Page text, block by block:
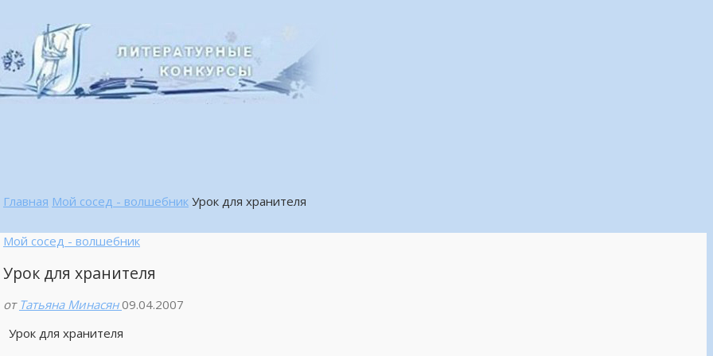
Главная Мой сосед - волшебник Урок для хранителя
Мой сосед - волшебник
Урок для хранителя
от Татьяна Минасян 09.04.2007
Урок для хранителя